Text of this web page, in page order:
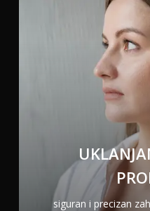
siguran i precizan